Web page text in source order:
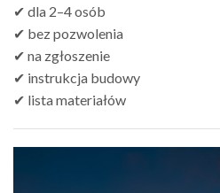
✔ dla 2–4 osób
✔ bez pozwolenia
✔ na zgłoszenie
✔ instrukcja budowy
✔ lista materiałów